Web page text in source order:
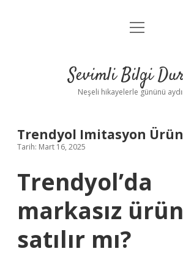
Anasayfa
Yasal Uyarı
menüyü
Sevimli Bilgi
Neşeli hikayelerle gününü
Trendyol Imitasyon Ürün
Tarih: Mart 16, 2025
Trendyol’da
markasız ürün
satılır mı?